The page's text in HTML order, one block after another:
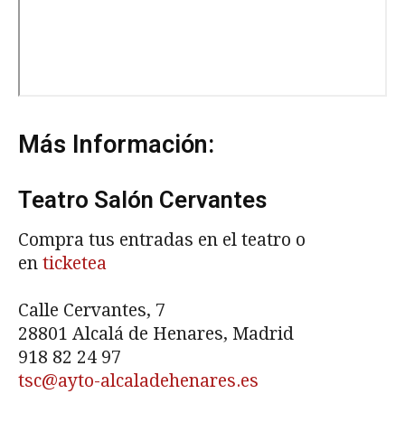
Más Información:
Teatro Salón Cervantes
Compra tus entradas en el teatro o
en ticketea
Calle Cervantes, 7
28801 Alcalá de Henares, Madrid
918 82 24 97
tsc@ayto-alcaladehenares.es